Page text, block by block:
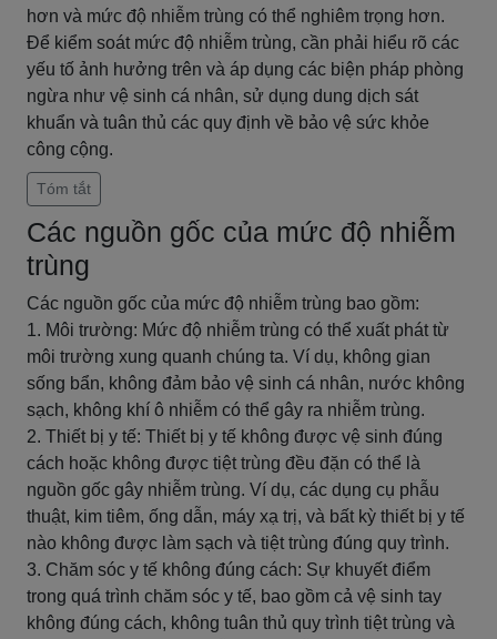
hơn và mức độ nhiễm trùng có thể nghiêm trọng hơn.
Để kiểm soát mức độ nhiễm trùng, cần phải hiểu rõ các
yếu tố ảnh hưởng trên và áp dụng các biện pháp phòng
ngừa như vệ sinh cá nhân, sử dụng dung dịch sát
khuẩn và tuân thủ các quy định về bảo vệ sức khỏe
công cộng.
Tóm tắt
Các nguồn gốc của mức độ nhiễm
trùng
Các nguồn gốc của mức độ nhiễm trùng bao gồm:
1. Môi trường: Mức độ nhiễm trùng có thể xuất phát từ
môi trường xung quanh chúng ta. Ví dụ, không gian
sống bẩn, không đảm bảo vệ sinh cá nhân, nước không
sạch, không khí ô nhiễm có thể gây ra nhiễm trùng.
2. Thiết bị y tế: Thiết bị y tế không được vệ sinh đúng
cách hoặc không được tiệt trùng đều đặn có thể là
nguồn gốc gây nhiễm trùng. Ví dụ, các dụng cụ phẫu
thuật, kim tiêm, ống dẫn, máy xạ trị, và bất kỳ thiết bị y tế
nào không được làm sạch và tiệt trùng đúng quy trình.
3. Chăm sóc y tế không đúng cách: Sự khuyết điểm
trong quá trình chăm sóc y tế, bao gồm cả vệ sinh tay
không đúng cách, không tuân thủ quy trình tiệt trùng và